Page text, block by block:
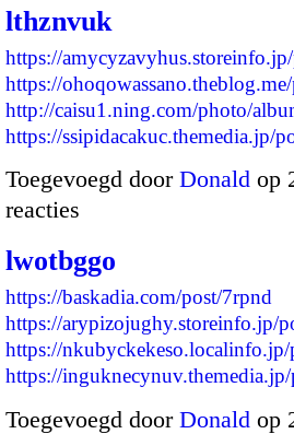
lthznvuk
https://
https://
http://caisu1.ning.com/photo/
https://ssipidacakuc.themedia.jp/
Toegevoegd door Donald op
reacties
lwotbggo
https://baskadia.com/post/7rpnd
https://arypizojughy.storeinfo.jp/
https://nkubyckekeso.localinfo.jp/
https://
Toegevoegd door Donald op